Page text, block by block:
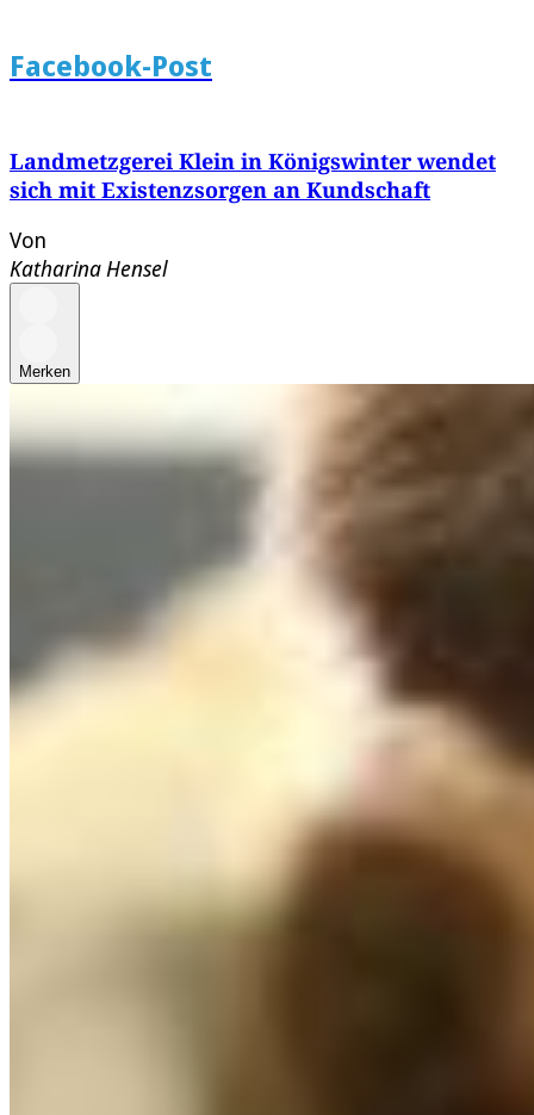
Facebook-Post
Landmetzgerei Klein in Königswinter wendet
sich mit Existenzsorgen an Kundschaft
Von
Katharina Hensel
Merken